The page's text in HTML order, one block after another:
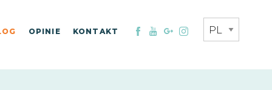
OPINIE KONTAKT